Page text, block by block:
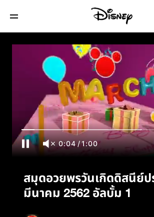
สมุดอวยพรวันเกิดดิสนีย์ประจำเ
2562 อัลบั้ม 1
0:05/1:00
สมุดอวยพรวันเกิดดิสนีย์ป
มีนาคม 2562 อัลบั้ม 1